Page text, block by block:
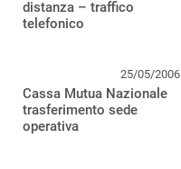
distanza – traffico
telefonico
25/05/2006
Cassa Mutua Nazionale
trasferimento sede
operativa